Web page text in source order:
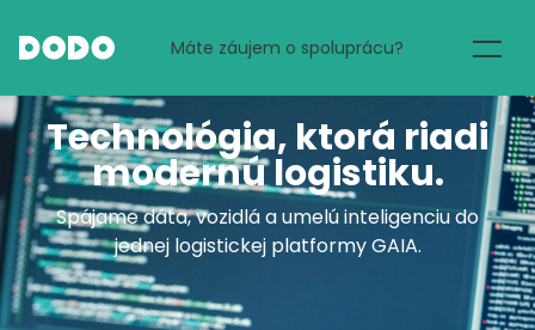
E-commerce
Potraviny
Reštaurácie
Máte záujem o spoluprácu?
Technológia, ktorá riadi
modernú logistiku.
Spájame dáta, vozidlá a umelú inteligenciu do
jednej logistickej platformy GAIA.